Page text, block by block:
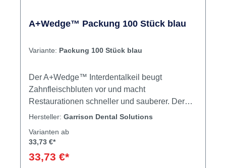
A+Wedge™ Packung 100 Stück blau
Variante: Packung 100 Stück blau
Der A+Wedge™ Interdentalkeil beugt
Zahnfleischbluten vor und macht
Restaurationen schneller und sauberer. Der
A+Wedge™ ist nicht nur natürlich an die
nachempfunden, sondern ist auch mit
adstringierende Wirkung auf das Zahnfleisch
Hersteller: Garrison Dental Solutions
Varianten ab
33,73 €*
33,73 €*